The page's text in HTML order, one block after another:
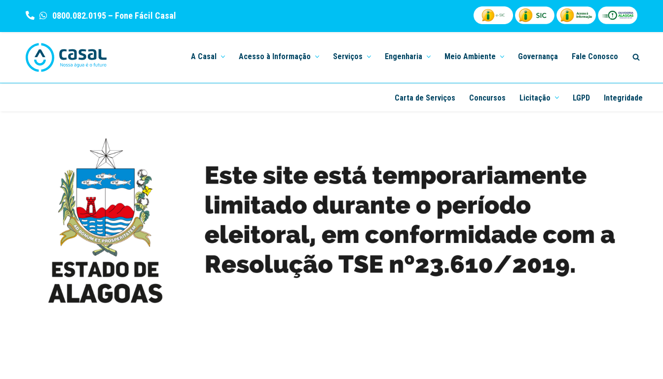
content
0800.082.0195 – Fone Fácil Casal
A Casal Acesso à Informação Serviços Engenharia Meio Ambiente Governança Fale Conosco
Carta de Serviços Concursos Licitação LGPD Integridade